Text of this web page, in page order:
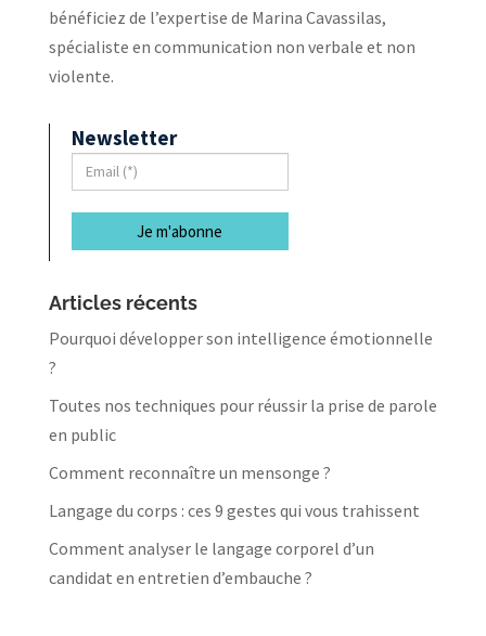
bénéficiez de l’expertise de Marina Cavassilas,
spécialiste en communication non verbale et non
violente.
Newsletter
Articles récents
Pourquoi développer son intelligence émotionnelle
?
Toutes nos techniques pour réussir la prise de parole
en public
Comment reconnaître un mensonge ?
Langage du corps : ces 9 gestes qui vous trahissent
Comment analyser le langage corporel d’un
candidat en entretien d’embauche ?